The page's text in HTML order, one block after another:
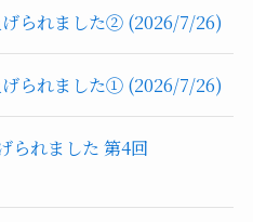
られました② (2026/7/26)
られました① (2026/7/26)
られました 第4回